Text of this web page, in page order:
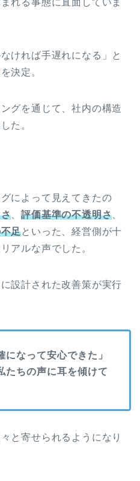
れる事態に直面していま
ければ手遅れになる」と
決定。
グを通じて、社内の構造
た。
によって見えてきたの
、評価基準の不透明さ
足といった、経営側が十
アルな声でした。
設計された改善策が実行
になって安心できた」
たちの声に耳を傾けて
と寄せられるようになり